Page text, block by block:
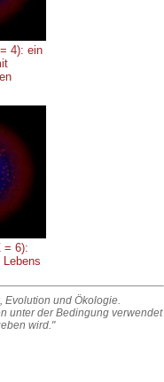
4): ein
= 6):
Evolution und Ökologie.
unter der Bedingung verwendet
wird."